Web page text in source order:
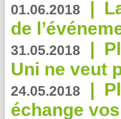
01.06.2018 |
de
31.05.2018 |
Uni ne veut
24.05.2018 |
échange